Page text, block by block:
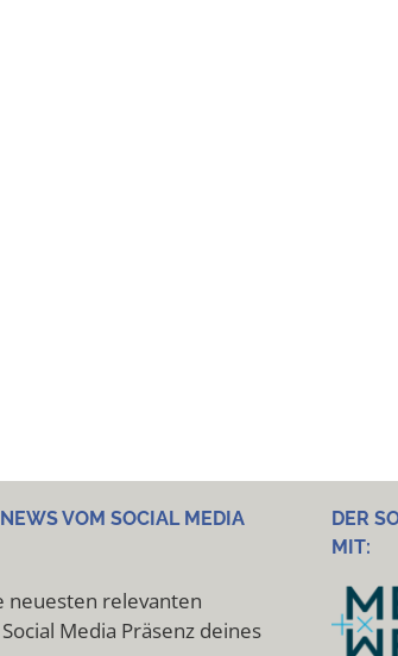
VOM SOCIAL MEDIA
neuesten relevanten
Media Präsenz deines
DER
MIT: